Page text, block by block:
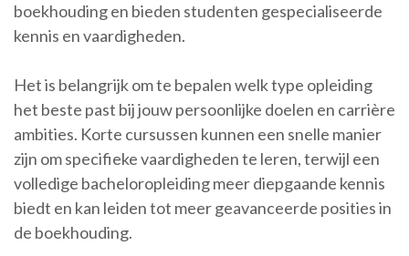
boekhouding en bieden studenten gespecialiseerde
kennis en vaardigheden.
Het is belangrijk om te bepalen welk type opleiding
het beste past bij jouw persoonlijke doelen en carrière
ambities. Korte cursussen kunnen een snelle manier
zijn om specifieke vaardigheden te leren, terwijl een
volledige bacheloropleiding meer diepgaande kennis
biedt en kan leiden tot meer geavanceerde posities in
de boekhouding.